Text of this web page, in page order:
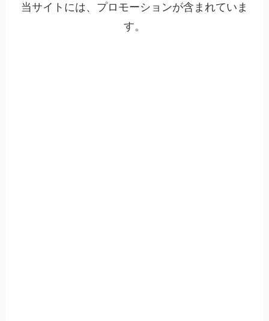
当サイトには、プロモーションが含まれていま
す。